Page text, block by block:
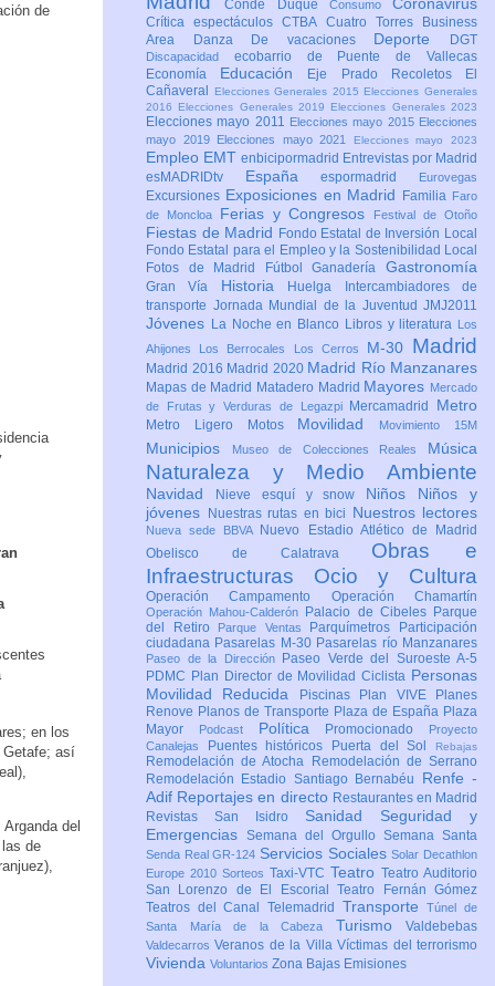
de
en los
Getafe; así
del
de
Conde Duque Consumo Coronavirus
Crítica espectáculosCTBA Cuatro Torres Business
Area
Danza De vacaciones Deporte DGT
Discapacidad ecobarrio de Puente de Vallecas
Economía Educación Eje Prado Recoletos
El
Cañaveral
Elecciones Generales 2015 Elecciones Generales
2016 Elecciones Generales 2019 Elecciones Generales 2023
Elecciones mayo 2011 Elecciones mayo 2015 Elecciones
mayo 2019
Elecciones mayo 2021 Elecciones mayo 2023
Empleo EMT enbicipormadrid Entrevistas por Madrid
esMADRIDtv Españaespormadrid Eurovegas
Excursiones Exposiciones en Madrid Familia Faro
de Moncloa
Ferias y Congresos Festival de Otoño
Fiestas de Madrid Fondo Estatal de Inversión Local
Fondo Estatal para el Empleo y la Sostenibilidad Local
Fotos de Madrid
FútbolGanaderíaGastronomía
Gran Vía Historia Huelga
Intercambiadores de
transporte Jornada Mundial de la Juventud JMJ2011
Jóvenes La Noche en Blanco Libros y literatura
Los
Ahijones
Los Berrocales Los Cerros M-30 Madrid
Madrid 2016 Madrid 2020 Madrid Río Manzanares
Mapas de Madrid Matadero Madrid Mayores Mercado
de Frutas y Verduras de Legazpi
Mercamadrid Metro
Metro Ligero Motos Movilidad Movimiento 15M
Municipios Museo de Colecciones Reales Música
Naturaleza y Medio Ambiente
Navidad Nieve esquí y snow Niños Niños y
jóvenes
Nuestras rutas en bici Nuestros lectores
Nueva sede BBVA
Nuevo Estadio Atlético de Madrid
Obelisco de Calatrava Obras e
Infraestructuras Ocio y Cultura
Operación Campamento Operación Chamartín
Operación Mahou-Calderón Palacio de Cibeles Parque
del Retiro
Parque Ventas Parquímetros
Participación
ciudadana Pasarelas M-30 Pasarelas río Manzanares
Paseo de la Dirección
Paseo Verde del Suroeste A-5
PDMC Plan Director de Movilidad Ciclista Personas
Movilidad Reducida
Piscinas Plan VIVE
Planes
Renove Planos de Transporte Plaza de España Plaza
Mayor
Podcast Política Promocionado
Proyecto
Canalejas
Puentes históricos Puerta del Sol Rebajas
Remodelación de Atocha
Remodelación de Serrano
Remodelación Estadio Santiago Bernabéu Renfe -
Adif Reportajes en directo Restaurantes en Madrid
Revistas San Isidro Sanidad Seguridad y
Emergencias Semana del Orgullo Semana Santa
Senda Real GR-124 Servicios SocialesSolar Decathlon
Europe 2010 Sorteos Taxi-VTC Teatro Teatro Auditorio
San Lorenzo de El EscorialTeatro Fernán Gómez
Teatros del Canal Telemadrid TransporteTúnel de
Santa María de la Cabeza Turismo Valdebebas
ValdecarrosVeranos de la VillaVíctimas del terrorismo
Vivienda Voluntarios Zona Bajas Emisiones